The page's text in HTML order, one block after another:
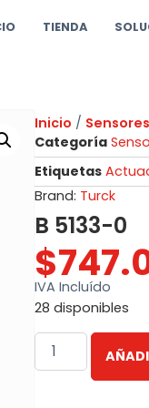
TIENDA
Inicio / Sensores
Categoría
Etiquetas
Brand: Turck
B 5133-0
$
IVA Incluído
28 disponibles